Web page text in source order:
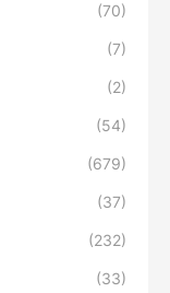
(70)
(7)
(2)
(54)
(679)
(37)
(232)
(33)